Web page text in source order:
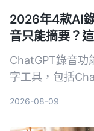
2026年4款AI
音只能摘要？
ChatGPT錄音功
字工具，包括
程與訪談錄音。
2026-08-09